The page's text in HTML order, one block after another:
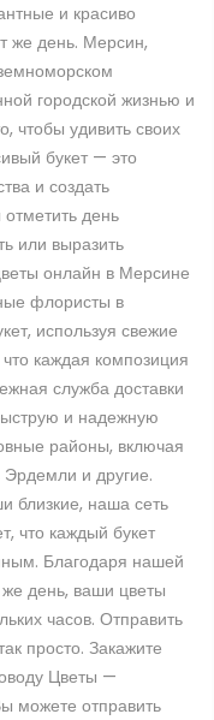
и красиво
же день. Мерсин,
городской жизнью и
чтобы удивить своих
букет — это
и создать
день
или выразить
онлайн в Мерсине
флористы в
используя свежие
каждая композиция
служба доставки
и надежную
районы, включая
и другие.
близкие, наша сеть
что каждый букет
Благодаря нашей
же день, ваши цветы
часов. Отправить
просто. Закажите
Цветы —
можете отправить